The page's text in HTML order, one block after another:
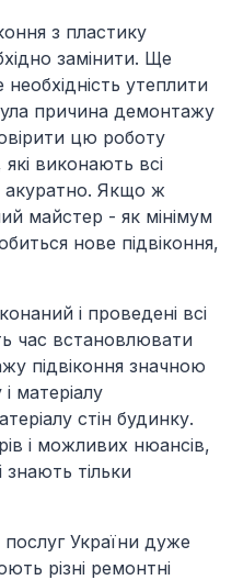
з пластику
замінити. Ще
утеплити
причина демонтажу
цю роботу
виконають всі
акуратно. Якщо ж
майстер - як мінімум
нове підвіконня,
і проведені всі
час встановлювати
підвіконня значною
матеріалу
стін будинку.
і можливих нюансів,
знають тільки
України дуже
різні ремонтні